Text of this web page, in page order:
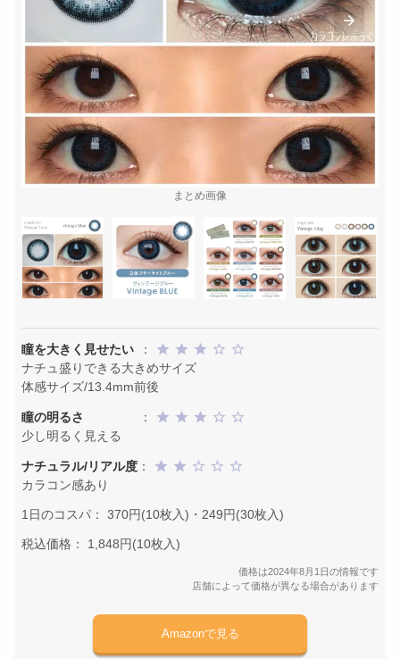
まとめ画像
瞳を大きく見せたい
：
ナチュ盛りできる大きめサイズ
体感サイズ/13.4mm前後
瞳の明るさ
：
少し明るく見える
ナチュラル/リアル度 ：
カラコン感あり
1日のコスパ： 370円(10枚入)・249円(30枚入)
税込価格： 1,848円(10枚入)
価格は2024年8月1日の情報です
店舗によって価格が異なる場合があります
Amazonで見る